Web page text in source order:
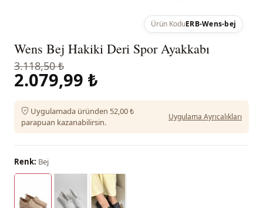
Ürün KoduERB-Wens-bej
Wens Bej Hakiki Deri Spor Ayakkabı
3.118,50 ₺
2.079,99 ₺
Uygulamada üründen 52,00 ₺
parapuan kazanabilirsin.
Uygulama Ayrıcalıkları
Renk: Bej